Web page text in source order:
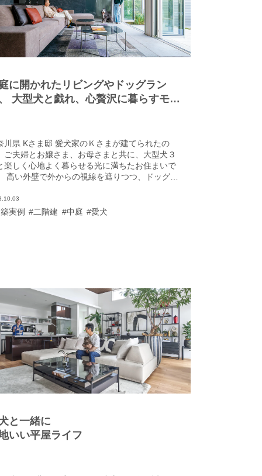
に開かれたリビングやドッグラン
大型犬と戯れ、心贅沢に暮らすモダ
川県 Kさま邸 愛犬家のＫさまが建てられたの
ご夫婦とお嬢さま、お母さまと共に、大型犬３
楽しく心地よく暮らせる光に満ちたお住まいで
高い外壁で外からの視線を遮りつつ、ドッグラ
イベート感のある暮らしを実現されています。
ングはフルオープンサッシを全開すると中庭の
トをさりげなく取り入れたハイモダンなインテ
にも反映されています。白い大判タイルフロア
ＤＫは、白砂の海辺のようなイメージ。艶のあ
色の磨き壁に自然光が映り込み、水滴を思わせ
ザインの手吹きガラスのペンダント照明がアク
トとなって緩やかな空気感を醸し出していま
また、リビング正面の1.5階に造り付けた飾り棚
Ｋさまがコレクションするリヤドロの作品が飾
、お洒落なギャラリーさながらです。タイルの
、夏はひんやりとして愛犬の熱中症防止にも効
素材を採用しています。「この家に住んで気持
ゆとりが生まれました。ずっと家にいてもスト
を感じることがありません」とご夫妻の笑顔が
実例 #二階建 #中庭 #愛犬
と一緒に
いい平屋ライフ